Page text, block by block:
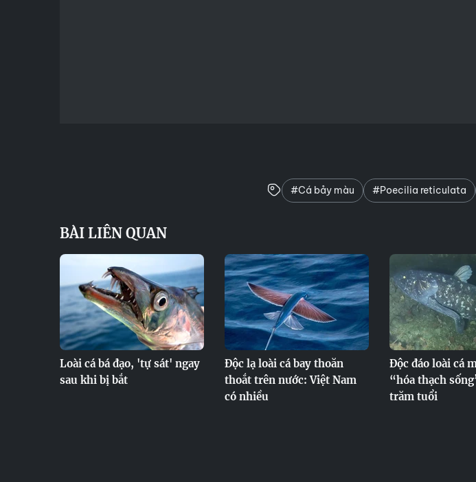
#Cá bảy màu #Poecilia reticulata
BÀI LIÊN QUAN
Loài cá bá đạo, 'tự sát' ngay
sau khi bị bắt
Độc lạ loài cá bay thoăn
thoắt trên nước: Việt Nam
có nhiều
Độc đáo loài cá
“hóa thạch
trăm tuổi